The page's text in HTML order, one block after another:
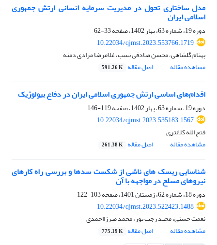
مدل ساختاری تحول در مدیریت سرمایه انسانی ارتش جمهوری
اسلامی ایران
دوره 19، شماره 63، بهار 1402، صفحه
33-62
10.22034/qjmst.2023.553766.1719
بهنام گلشاهی، محسن صادقی نسب، غلامرضا مرادی دمنه
مشاهده مقاله
اصل مقاله 591.26 K
اقدام‌های اساسی ارتش جمهوری اسلامی ایران در دفاع بیولوژیک
دوره 19، شماره 63، بهار 1402، صفحه
119-146
10.22034/qjmst.2023.535183.1567
فتح الله کلانتری
مشاهده مقاله
اصل مقاله 261.38 K
شناسایی ریسک های ناشی از شکست سدها و بررسی راه کارهای
نیروهای مسلح در مواجهه با آن
دوره 18، شماره 62، زمستان 1401، صفحه
103-122
10.22034/qjmst.2023.522423.1488
نعمت حسنی، مجید رجب پور، محمد میرزااحمدی
مشاهده مقاله
اصل مقاله 775.19 K